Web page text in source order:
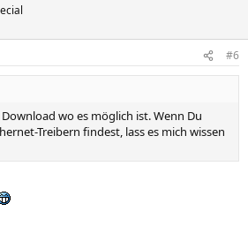
#6
wo es möglich ist. Wenn Du
Treibern findest, lass es mich wissen